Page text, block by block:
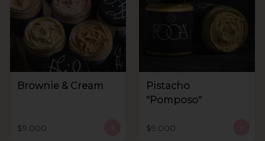
Brownie & Cream
$9.000
Pistacho
"Pomposo"
$9.000